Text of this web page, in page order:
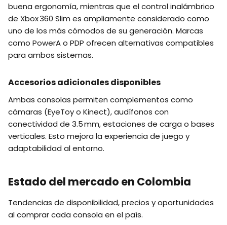
buena ergonomía, mientras que el control inalámbrico
de Xbox 360 Slim es ampliamente considerado como
uno de los más cómodos de su generación. Marcas
como PowerA o PDP ofrecen alternativas compatibles
para ambos sistemas.
Accesorios adicionales disponibles
Ambas consolas permiten complementos como
cámaras (EyeToy o Kinect), audífonos con
conectividad de 3.5 mm, estaciones de carga o bases
verticales. Esto mejora la experiencia de juego y
adaptabilidad al entorno.
Estado del mercado en Colombia
Tendencias de disponibilidad, precios y oportunidades
al comprar cada consola en el país.